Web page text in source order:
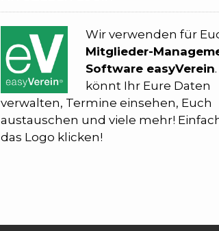
Wir verwenden für
Mitglieder-
Software easyVerein
könnt Ihr Eure Daten
verwalten, Termine einsehen, Euch
austauschen und viele mehr!
das Logo klicken!